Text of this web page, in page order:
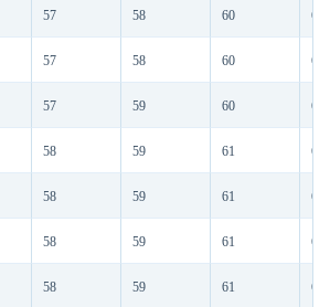
57 58 60 62
57 58 60 62
57 59 60 62
58 59 61 63
58 59 61 63
58 59 61 63
58 59 61 63